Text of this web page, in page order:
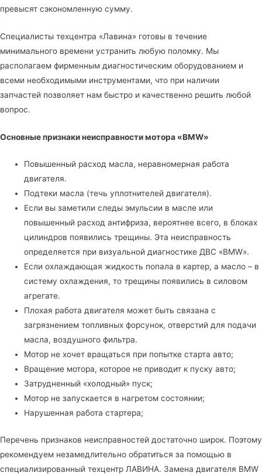
превысят сэкономленную сумму.
Специалисты техцентра «Лавина» готовы в течение
минимального времени устранить любую поломку. Мы
располагаем фирменным диагностическим оборудованием и
всеми необходимыми инструментами, что при наличии
запчастей позволяет нам быстро и качественно решить любой
вопрос.
Основные признаки неисправности мотора «BMW»
Повышенный расход масла, неравномерная работа
двигателя.
Подтеки масла (течь уплотнителей двигателя).
Если вы заметили следы эмульсии в масле или
повышенный расход антифриза, вероятнее всего, в блоках
цилиндров появились трещины. Эта неисправность
определяется при визуальной диагностике ДВС «BMW».
Если охлаждающая жидкость попала в картер, а масло – в
систему охлаждения, то трещины появились в силовом
агрегате.
Плохая работа двигателя может быть связана с
загрязнением топливных форсунок, отверстий для подачи
масла, воздушного фильтра.
Мотор не хочет вращаться при попытке старта авто;
Вращение мотора, которое не приводит к пуску авто;
Затрудненный «холодный» пуск;
Мотор не запускается в нагретом состоянии;
Нарушенная работа стартера;
Перечень признаков неисправностей достаточно широк. Поэтому
рекомендуем незамедлительно обратиться за помощью в
специализированный техцентр ЛАВИНА. Замена двигателя BMW